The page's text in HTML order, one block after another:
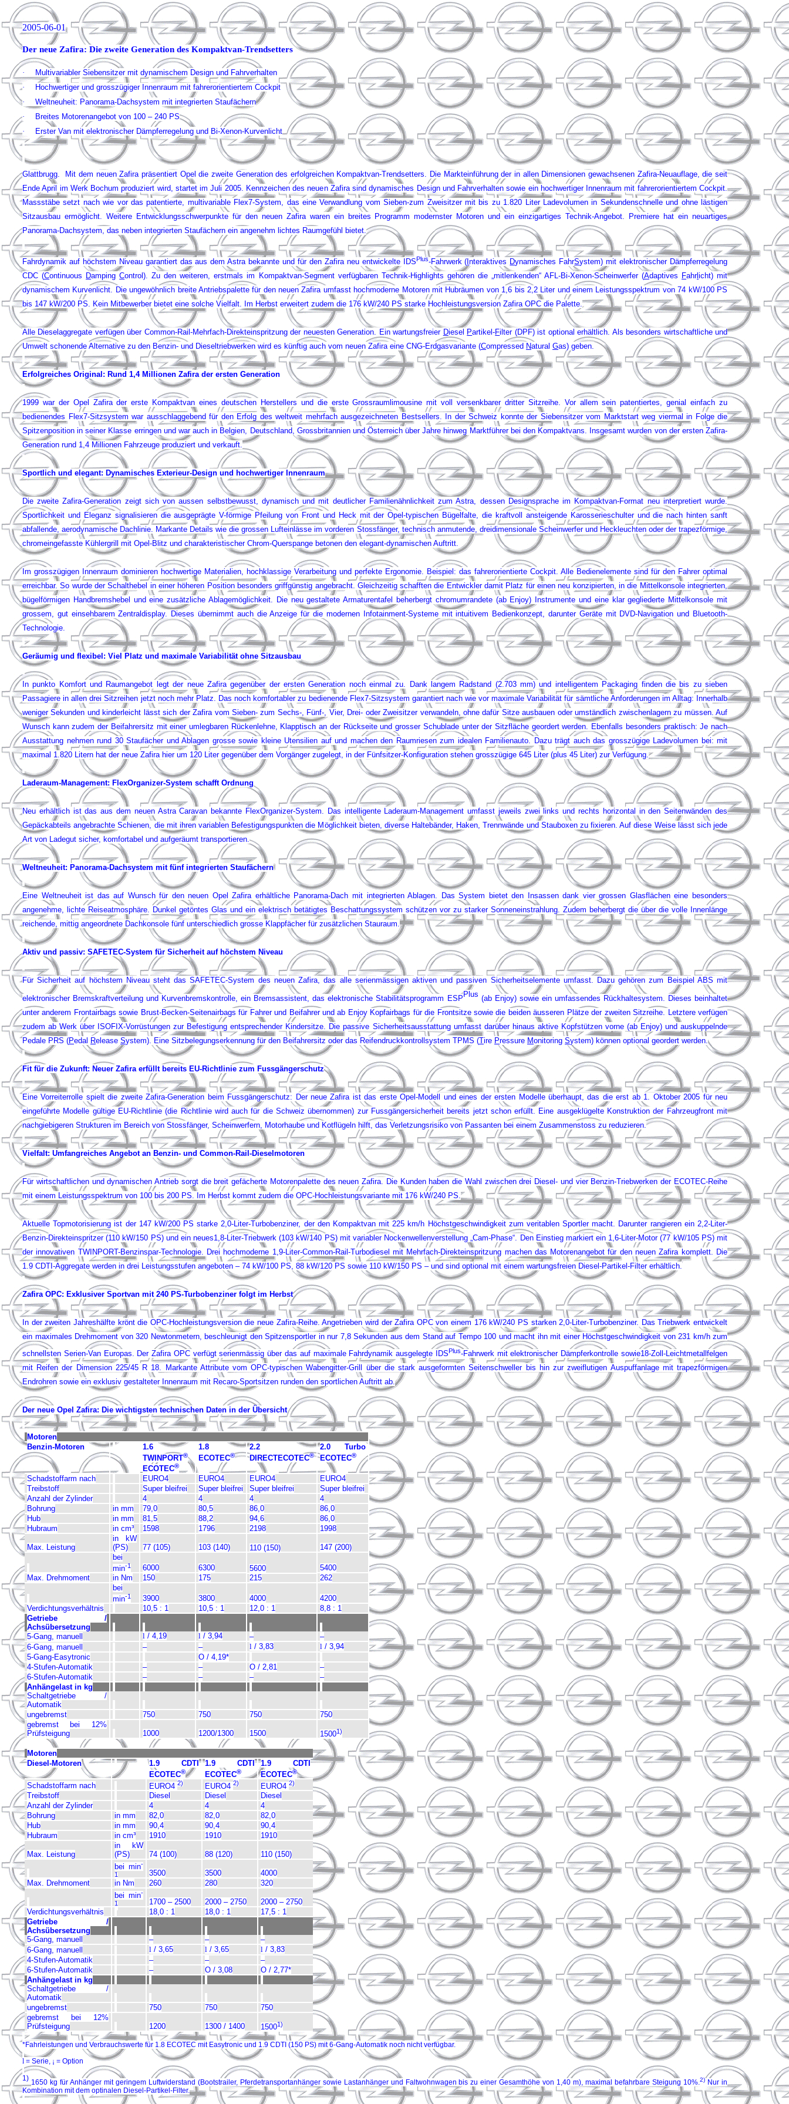
2005-06-01
Der neue Zafira: Die zweite Generation des Kompaktvan-Trendsetters
·
Multivariabler Siebensitzer mit dynamischem Design und Fahrverhalten
·
Hochwertiger und grosszügiger Innenraum mit fahrerorientiertem Cockpit
·
Weltneuheit: Panorama-Dachsystem mit integrierten Staufächern
·
Breites Motorenangebot von 100 – 240 PS
·
Erster Van mit elektronischer Dämpferregelung und Bi-Xenon-Kurvenlicht
Glattbrugg. Mit dem neuen Zafira präsentiert Opel die zweite Generation des erfolgreichen Kompaktvan-Trendsetters. Die Markteinführung der in allen Dimensionen gewachsenen Zafira-Neuauflage, die seit
Ende April im Werk Bochum produziert wird, startet im Juli 2005. Kennzeichen des neuen Zafira sind dynamisches Design und Fahrverhalten sowie ein hochwertiger Innenraum mit fahrerorientiertem Cockpit.
Massstäbe setzt nach wie vor das patentierte, multivariable Flex7-System, das eine Verwandlung vom Sieben-zum Zweisitzer mit bis zu 1.820 Liter Ladevolumen in Sekundenschnelle und ohne lästigen
Sitzausbau ermöglicht. Weitere Entwicklungsschwerpunkte für den neuen Zafira waren ein breites Programm modernster Motoren und ein einzigartiges Technik-Angebot. Premiere hat ein neuartiges
Panorama-Dachsystem, das neben integrierten Staufächern ein angenehm lichtes Raumgefühl bietet.
Fahrdynamik auf höchstem Niveau garantiert das aus dem Astra bekannte und für den Zafira neu entwickelte IDSPlus-Fahrwerk ( Interaktives Dynamisches FahrSystem)mit elektronischer Dämpferregelung
CDC (Continuous DampingControl). Zu den weiteren, erstmals im Kompaktvan-Segment verfügbaren Technik-Highlights gehören die „mitlenkenden“ AFL-Bi-Xenon-Scheinwerfer (Adaptives Fahrl icht) mit
dynamischem Kurvenlicht. Die ungewöhnlich breite Antriebspalette für den neuen Zafira umfasst hochmoderne Motoren mit Hubräumen von 1,6 bis 2,2 Liter und einem Leistungsspektrum von 74 kW/100 PS
bis 147 kW/200 PS. Kein Mitbewerber bietet eine solche Vielfalt. Im Herbst erweitert zudem die 176 kW/240 PS starke Hochleistungsversion Zafira OPC die Palette.
Alle Dieselaggregate verfügen über Common-Rail-Mehrfach-Direkteinspritzung der neuesten Generation. Ein wartungsfreier Diesel Partikel-Filter (DPF) ist optional erhältlich. Als besonders wirtschaftliche und
Umwelt schonende Alternative zu den Benzin- und Dieseltriebwerken wird es künftig auch vom neuen Zafira eine CNG-Erdgasvariante (Compressed Natural Gas) geben.
Erfolgreiches Original: Rund 1,4 Millionen Zafira der ersten Generation
1999 war der Opel Zafira der erste Kompaktvan eines deutschen Herstellers und die erste Grossraumlimousine mit voll versenkbarer dritter Sitzreihe. Vor allem sein patentiertes, genial einfach zu
bedienendes Flex7-Sitzsystem war ausschlaggebend für den Erfolg des weltweit mehrfach ausgezeichneten Bestsellers.
In der Schweiz konnte der Siebensitzer vom Marktstart weg viermal in Folge die
Spitzenposition in seiner Klasse erringen und war auch in Belgien, Deutschland, Grossbritannien und Österreich über Jahre hinweg Marktführer bei den Kompaktvans. Insgesamt wurden von der ersten Zafira-
Generation rund 1,4 Millionen Fahrzeuge produziert und verkauft.
Sportlich und elegant: Dynamisches Exterieur-Design und hochwertiger Innenraum
Die zweite Zafira-Generation zeigt sich von aussen selbstbewusst, dynamisch und mit deutlicher Familienähnlichkeit zum Astra, dessen Designsprache im Kompaktvan-Format neu interpretiert wurde.
Sportlichkeit und Eleganz signalisieren die ausgeprägte V-förmige Pfeilung von Front und Heck mit der Opel-typischen Bügelfalte, die kraftvoll ansteigende Karosserieschulter und die nach hinten sanft
abfallende, aerodynamische Dachlinie. Markante Details wie die grossen Lufteinlässe im vorderen Stossfänger, technisch anmutende, dreidimensionale Scheinwerfer und Heckleuchten oder der trapezförmige,
chromeingefasste Kühlergrill mit Opel-Blitz und charakteristischer Chrom-Querspange betonen den elegant-dynamischen Auftritt.
Im grosszügigen Innenraum dominieren hochwertige Materialien, hochklassige Verarbeitung und perfekte Ergonomie. Beispiel: das fahrerorientierte Cockpit. Alle Bedienelemente sind für den Fahrer optimal
erreichbar. So wurde der Schalthebel in einer höheren Position besonders griffgünstig angebracht. Gleichzeitig schafften die Entwickler damit Platz für einen neu konzipierten, in die Mittelkonsole integrierten,
bügelförmigen Handbremshebel und eine zusätzliche Ablagemöglichkeit. Die neu gestaltete Armaturentafel beherbergt chromumrandete (ab Enjoy) Instrumente und eine klar gegliederte Mittelkonsole mit
grossem, gut einsehbarem Zentraldisplay. Dieses übernimmt auch die Anzeige für die modernen Infotainment-Systeme mit intuitivem Bedienkonzept, darunter Geräte mit DVD-Navigation und Bluetooth-
Technologie.
Geräumig und flexibel: Viel Platz und maximale Variabilität ohne Sitzausbau
In punkto Komfort und Raumangebot legt der neue Zafira gegenüber der ersten Generation noch einmal zu. Dank langem Radstand (2.703 mm) und intelligentem Packaging finden die bis zu sieben
Passagiere in allen drei Sitzreihen jetzt noch mehr Platz. Das noch komfortabler zu bedienende Flex7-Sitzsystem garantiert nach wie vor maximale Variabilität für sämtliche Anforderungen im Alltag: Innerhalb
weniger Sekunden und kinderleicht lässt sich der Zafira vom Sieben- zum Sechs-, Fünf-, Vier, Drei- oder Zweisitzer verwandeln, ohne dafür Sitze ausbauen oder umständlich zwischenlagern zu müssen. Auf
Wunsch kann zudem der Beifahrersitz mit einer umlegbaren Rückenlehne, Klapptisch an der Rückseite und grosser Schublade unter der Sitzfläche geordert werden. Ebenfalls besonders praktisch: Je nach
Ausstattung nehmen rund 30 Staufächer und Ablagen grosse sowie kleine Utensilien auf und machen den Raumriesen zum idealen Familienauto. Dazu trägt auch das grosszügige Ladevolumen bei: mit
maximal 1.820 Litern hat der neue Zafira hier um 120 Liter gegenüber dem Vorgänger zugelegt, in der Fünfsitzer-Konfiguration stehen grosszügige 645 Liter (plus 45 Liter) zur Verfügung.
Laderaum-Management: FlexOrganizer-System schafft Ordnung
Neu erhältlich ist das aus dem neuen Astra Caravan bekannte FlexOrganizer-System. Das intelligente Laderaum-Management umfasst jeweils zwei links und rechts horizontal in den Seitenwänden des
Gepäckabteils angebrachte Schienen, die mit ihren variablen Befestigungspunkten die Möglichkeit bieten, diverse Haltebänder, Haken, Trennwände und Stauboxen zu fixieren. Auf diese Weise lässt sich jede
Art von Ladegut sicher, komfortabel und aufgeräumt transportieren.
Weltneuheit: Panorama-Dachsystem mit fünf integrierten Staufächern
Eine Weltneuheit ist das auf Wunsch für den neuen Opel Zafira erhältliche Panorama-Dach mit integrierten Ablagen. Das System bietet den Insassen dank vier grossen Glasflächen eine besonders
angenehme, lichte Reiseatmosphäre. Dunkel getöntes Glas und ein elektrisch betätigtes Beschattungssystem schützen vor zu starker Sonneneinstrahlung. Zudem beherbergt die über die volle Innenlänge
reichende, mittig angeordnete Dachkonsole fünf unterschiedlich grosse Klappfächer für zusätzlichen Stauraum.
Aktiv und passiv: SAFETEC-System für Sicherheit auf höchstem Niveau
Für Sicherheit auf höchstem Niveau steht das SAFETEC-System des neuen Zafira, das alle serienmässigen aktiven und passiven Sicherheitselemente umfasst. Dazu gehören zum Beispiel ABS mit
elektronischer Bremskraftverteilung und Kurvenbremskontrolle, ein Bremsassistent, das elektronische Stabilitätsprogramm ESPPlus (ab Enjoy) sowie ein umfassendes Rückhaltesystem. Dieses beinhaltet
unter anderem Frontairbags sowie Brust-Becken-Seitenairbags für Fahrer und Beifahrer und ab Enjoy Kopfairbags für die Frontsitze sowie die beiden äusseren Plätze der zweiten Sitzreihe. Letztere verfügen
zudem ab Werk über ISOFIX-Vorrüstungen zur Befestigung entsprechender Kindersitze. Die passive Sicherheitsausstattung umfasst darüber hinaus aktive Kopfstützen vorne (ab Enjoy) und auskuppelnde
Pedale PRS (Pedal Release System). Eine Sitzbelegungserkennung für den Beifahrersitz oder das Reifendruckkontrollsystem TPMS (Tire Pressure Monitoring System) können optional geordert werden.
Fit für die Zukunft: Neuer Zafira erfüllt bereits EU-Richtlinie zum Fussgängerschutz
Eine Vorreiterrolle spielt die zweite Zafira-Generation beim Fussgängerschutz: Der neue Zafira ist das erste Opel-Modell und eines der ersten Modelle überhaupt, das die erst ab 1. Oktober 2005 für neu
eingeführte Modelle gültige EU-Richtlinie (die Richtlinie wird auch für die Schweiz übernommen) zur Fussgängersicherheit bereits jetzt schon erfüllt. Eine ausgeklügelte Konstruktion der Fahrzeugfront mit
nachgiebigeren Strukturen im Bereich von Stossfänger, Scheinwerfern, Motorhaube und Kotflügeln hilft, das Verletzungsrisiko von Passanten bei einem Zusammenstoss zu reduzieren.
Vielfalt: Umfangreiches Angebot an Benzin- und Common-Rail-Dieselmotoren
Für wirtschaftlichen und dynamischen Antrieb sorgt die breit gefächerte Motorenpalette des neuen Zafira. Die Kunden haben die Wahl zwischen drei Diesel- und vier Benzin-Triebwerken der ECOTEC-Reihe
mit einem Leistungsspektrum von 100 bis 200 PS. Im Herbst kommt zudem die OPC-Hochleistungsvariante mit 176 kW/240 PS.
Aktuelle Topmotorisierung ist der 147 kW/200 PS starke 2,0-Liter-Turbobenziner, der den Kompaktvan mit 225 km/h Höchstgeschwindigkeit zum veritablen Sportler macht. Darunter rangieren ein 2,2-Liter-
Benzin-Direkteinspritzer (110 kW/150 PS) und ein neues1,8-Liter-Triebwerk (103 kW/140 PS) mit variabler Nockenwellenverstellung „Cam-Phase“. Den Einstieg markiert ein 1,6-Liter-Motor (77 kW/105 PS) mit
der innovativen TWINPORT-Benzinspar-Technologie. Drei hochmoderne 1,9-Liter-Common-Rail-Turbodiesel mit Mehrfach-Direkteinspritzung machen das Motorenangebot für den neuen Zafira komplett. Die
1.9 CDTI-Aggregate werden in drei Leistungsstufen angeboten – 74 kW/100 PS, 88 kW/120 PS sowie 110 kW/150 PS – und sind optional mit einem wartungsfreien Diesel-Partikel-Filter erhältlich.
Zafira OPC: Exklusiver Sportvan mit 240 PS-Turbobenziner folgt im Herbst
In der zweiten Jahreshälfte krönt die OPC-Hochleistungsversion die neue Zafira-Reihe. Angetrieben wird der Zafira OPCvon einem 176 kW/240 PS starken 2,0-Liter-Turbobenziner. Das Triebwerk entwickelt
ein maximales Drehmoment von 320 Newtonmetern, beschleunigt den Spitzensportler in nur 7,8 Sekunden aus dem Stand auf Tempo 100 und macht ihn mit einer Höchstgeschwindigkeit von 231 km/h zum
schnellsten Serien-Van Europas. Der Zafira OPC verfügt serienmässig über das auf maximale Fahrdynamik ausgelegte IDSPlus-Fahrwerk mit elektronischer Dämpferkontrolle sowie18-Zoll-Leichtmetallfelgen
mit Reifen der Dimension 225/45 R 18.
Markante Attribute vom OPC-typischen Wabengitter-Grill über die stark ausgeformten Seitenschweller bis hin zur zweiflutigen Auspuffanlage mit trapezförmigen
Endrohren sowie ein exklusiv gestalteter Innenraum mit Recaro-Sportsitzen runden den sportlichen Auftritt ab.
Der neue Opel Zafira: Die wichtigsten technischen Daten in der Übersicht
Motoren
Benzin-Motoren
1.6
TWINPORT®
ECOTEC®
1.8
ECOTEC®
2.2
DIRECTECOTEC®
2.0 Turbo
ECOTEC®
Schadstoffarm nach EURO4 EURO4 EURO4
EURO4
Treibstoff
Super bleifrei Super bleifrei Super bleifrei
Super bleifrei
Anzahl der Zylinder
4 4 4
4
Bohrung
in mm 79,0 80,5 86,0
86,0
Hub
in mm 81,5 88,2 94,6
86,0
Hubraum
in cm³ 1598 1796 2198 1998
Max. Leistung
in kW
(PS)
77 (105) 103 (140) 110 (150)
147 (200)
bei
min-1 6000 6300 5600
5400
Max. Drehmoment
in Nm 150 175 215
262
bei
min-1 3900 3800 4000
4200
Verdichtungsverhältnis
10,5 : 1 10,5 : 1 12,0 : 1
8,8 : 1
Getriebe /
Achsübersetzung
5-Gang, manuell
l/ 4,19 l/ 3,94 –
–
6-Gang, manuell
– – l/ 3,83 l/ 3,94
5-Gang-Easytronic
O / 4,19*
4-Stufen-Automatik
– – O / 2,81
–
6-Stufen-Automatik
– – –
–
Anhängelast in kg
Schaltgetriebe /
Automatik
ungebremst
750 750 750
750
gebremst bei 12%
Prüfsteigung
1000 1200/1300 1500 15001)
Motoren
Diesel-Motoren
1.9 CDTI
ECOTEC®
1.9 CDTI
ECOTEC®
1.9 CDTI
ECOTEC®
Schadstoffarm nach EURO4 2) EURO4 2) EURO4 2)
Treibstoff Diesel Diesel
Diesel
Anzahl der Zylinder
4 4
4
Bohrung
in mm 82,0 82,0
82,0
Hub
in mm 90,4 90,4
90,4
Hubraum
in cm³ 1910 1910 1910
Max. Leistung
in kW
(PS)
74 (100) 88 (120)
110 (150)
bei min-
1
3500 3500
4000
Max. Drehmoment
in Nm 260 280
320
bei min-
1
1700 – 2500 2000 – 2750
2000 – 2750
Verdichtungsverhältnis
18,0 : 1 18,0 : 1
17,5 : 1
Getriebe /
Achsübersetzung
5-Gang, manuell
– –
–
6-Gang, manuell
l/ 3,65 l/ 3,65 l/ 3,83
4-Stufen-Automatik
– –
–
6-Stufen-Automatik
– O / 3,08
O / 2,77*
Anhängelast in kg
Schaltgetriebe /
Automatik
ungebremst
750 750
750
gebremst bei 12%
Prüfsteigung
1200 1300 / 1400 15001)
*Fahrleistungen und Verbrauchswerte für 1.8 ECOTEC mit Easytronic und 1.9 CDTI (150 PS) mit 6-Gang-Automatik noch nicht verfügbar.
l = Serie, ¡ = Option
1) 1650 kg für Anhänger mit geringem Luftwiderstand (Bootstrailer, Pferdetransportanhänger sowie Lastanhänger und Faltwohnwagen bis zu einer Gesamthöhe von 1,40 m), maximal befahrbare Steigung 10%.2)Nur in
Kombination mit dem optinalen Diesel-Partikel-Filter.